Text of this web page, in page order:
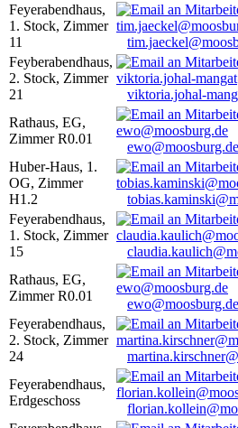
Feyerabendhaus,
1. Stock, Zimmer
11
Feyberabendhaus,
2. Stock, Zimmer
21
viktoria.johal-
Rathaus, EG,
Zimmer R0.01
ewo@moosburg.de
Huber-Haus, 1.
OG, Zimmer
H1.2
Feyerabendhaus,
1. Stock, Zimmer
15
Rathaus, EG,
Zimmer R0.01
ewo@moosburg.de
Feyerabendhaus,
2. Stock, Zimmer
24
Feyerabendhaus,
Erdgeschoss